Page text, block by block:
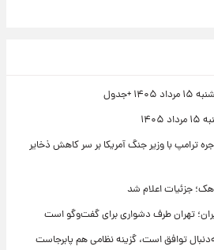
+جدول
ترامپ با وزیر جنگ آمریکا بر سر کاهش ذخایر
جزئیات اعلام شد
تهران طرف دشواری برای گفت‌وگو است
توافق است، گزینه نظامی هم پابرجاست